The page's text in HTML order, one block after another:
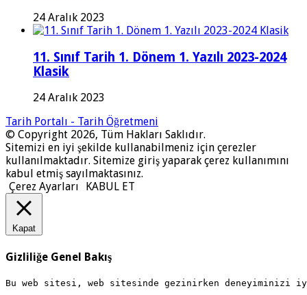
24 Aralık 2023
11. Sınıf Tarih 1. Dönem 1. Yazılı 2023-2024
Klasik
24 Aralık 2023
Tarih Portalı - Tarih Öğretmeni
© Copyright 2026, Tüm Hakları Saklıdır.
Sitemizi en iyi şekilde kullanabilmeniz için çerezler
kullanılmaktadır. Sitemize giriş yaparak çerez kullanımını
kabul etmiş sayılmaktasınız.
Çerez Ayarları
KABUL ET
Kapat
Gizliliğe Genel Bakış
Bu web sitesi, web sitesinde gezinirken deneyiminizi